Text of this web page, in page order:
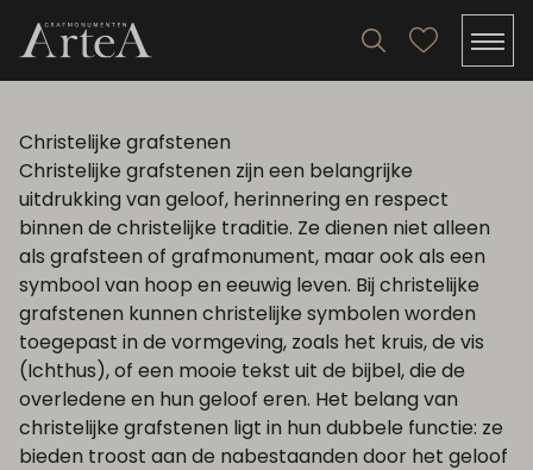
Christelijke grafstenen
Christelijke grafstenen zijn een belangrijke
uitdrukking van geloof, herinnering en respect
binnen de christelijke traditie. Ze dienen niet alleen
als grafsteen of grafmonument, maar ook als een
symbool van hoop en eeuwig leven. Bij christelijke
grafstenen kunnen christelijke symbolen worden
toegepast in de vormgeving, zoals het kruis, de vis
(Ichthus), of een mooie tekst uit de bijbel, die de
overledene en hun geloof eren. Het belang van
christelijke grafstenen ligt in hun dubbele functie: ze
bieden troost aan de nabestaanden door het geloof